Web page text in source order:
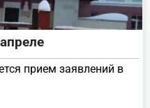
прием заявлений в